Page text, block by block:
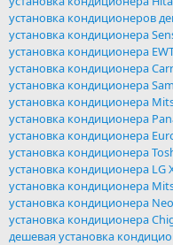
установка кондиционеров
установка кондиционера
установка кондиционера
установка кондиционера
установка кондиционера
установка кондиционера
установка кондиционера
установка кондиционера
установка кондиционера
установка кондиционера LG
установка кондиционера
установка кондиционера
установка кондиционера
дешевая установка